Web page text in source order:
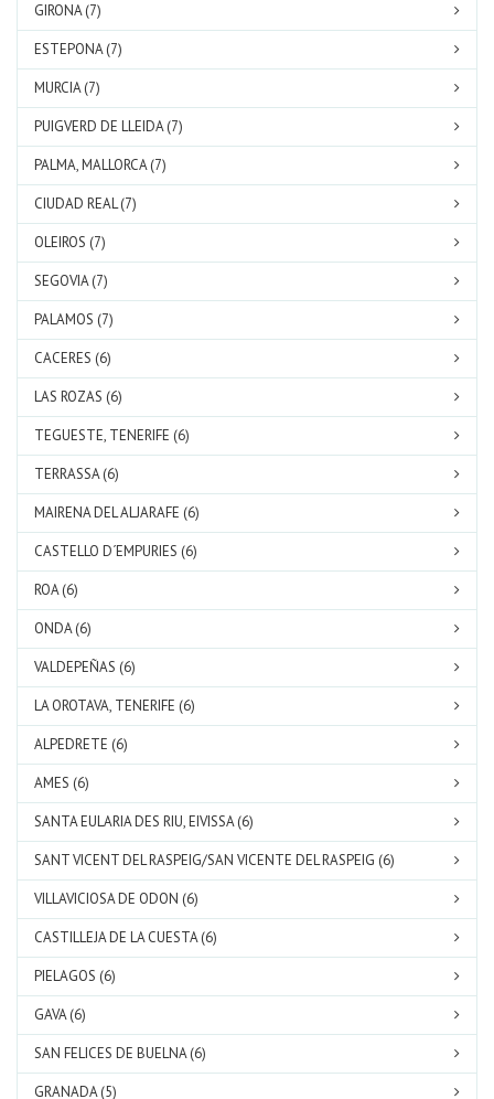
GIRONA (7)
ESTEPONA (7)
MURCIA (7)
PUIGVERD DE LLEIDA (7)
PALMA, MALLORCA (7)
CIUDAD REAL (7)
OLEIROS (7)
SEGOVIA (7)
PALAMOS (7)
CACERES (6)
LAS ROZAS (6)
TEGUESTE, TENERIFE (6)
TERRASSA (6)
MAIRENA DEL ALJARAFE (6)
CASTELLO D´EMPURIES (6)
ROA (6)
ONDA (6)
VALDEPEÑAS (6)
LA OROTAVA, TENERIFE (6)
ALPEDRETE (6)
AMES (6)
SANTA EULARIA DES RIU, EIVISSA (6)
SANT VICENT DEL RASPEIG/SAN VICENTE DEL RASPEIG (6)
VILLAVICIOSA DE ODON (6)
CASTILLEJA DE LA CUESTA (6)
PIELAGOS (6)
GAVA (6)
SAN FELICES DE BUELNA (6)
GRANADA (5)